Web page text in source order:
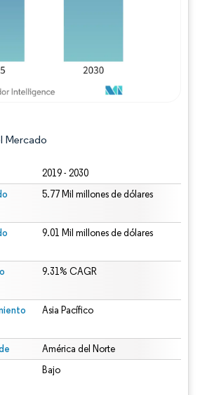
Mercado
2019 - 2030
5.77 Mil millones de dólares
9.01 Mil millones de dólares
9.31% CAGR
Asia Pacífico
América del Norte
Bajo